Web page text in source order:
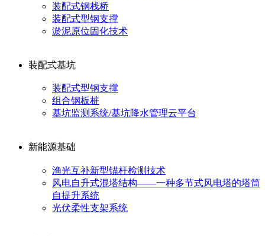
装配式钢栈桥
装配式型钢支撑
淤泥原位固化技术
装配式基坑
装配式型钢支撑
组合钢板桩
基坑监测系统/基坑降水管理云平台
新能源基础
渔光互补新型锚杆检测技术
风电自升式混塔结构——一种多节式风电塔的塔筒
自提升系统
光伏柔性支架系统